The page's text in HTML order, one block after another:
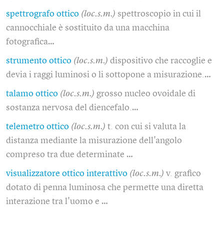
spettrografo ottico (loc.s.m.) spettroscopio in cui il
cannocchiale è sostituito da una macchina
fotografica…
strumento ottico (loc.s.m.) dispositivo che raccoglie e
devia i raggi luminosi o li sottopone a misurazione.…
talamo ottico (loc.s.m.) grosso nucleo ovoidale di
sostanza nervosa del diencefalo.…
telemetro ottico (loc.s.m.) t. con cui si valuta la
distanza mediante la misurazione dell'angolo
compreso tra due determinate …
visualizzatore ottico interattivo (loc.s.m.) v. grafico
dotato di penna luminosa che permette una diretta
interazione tra l'uomo e …